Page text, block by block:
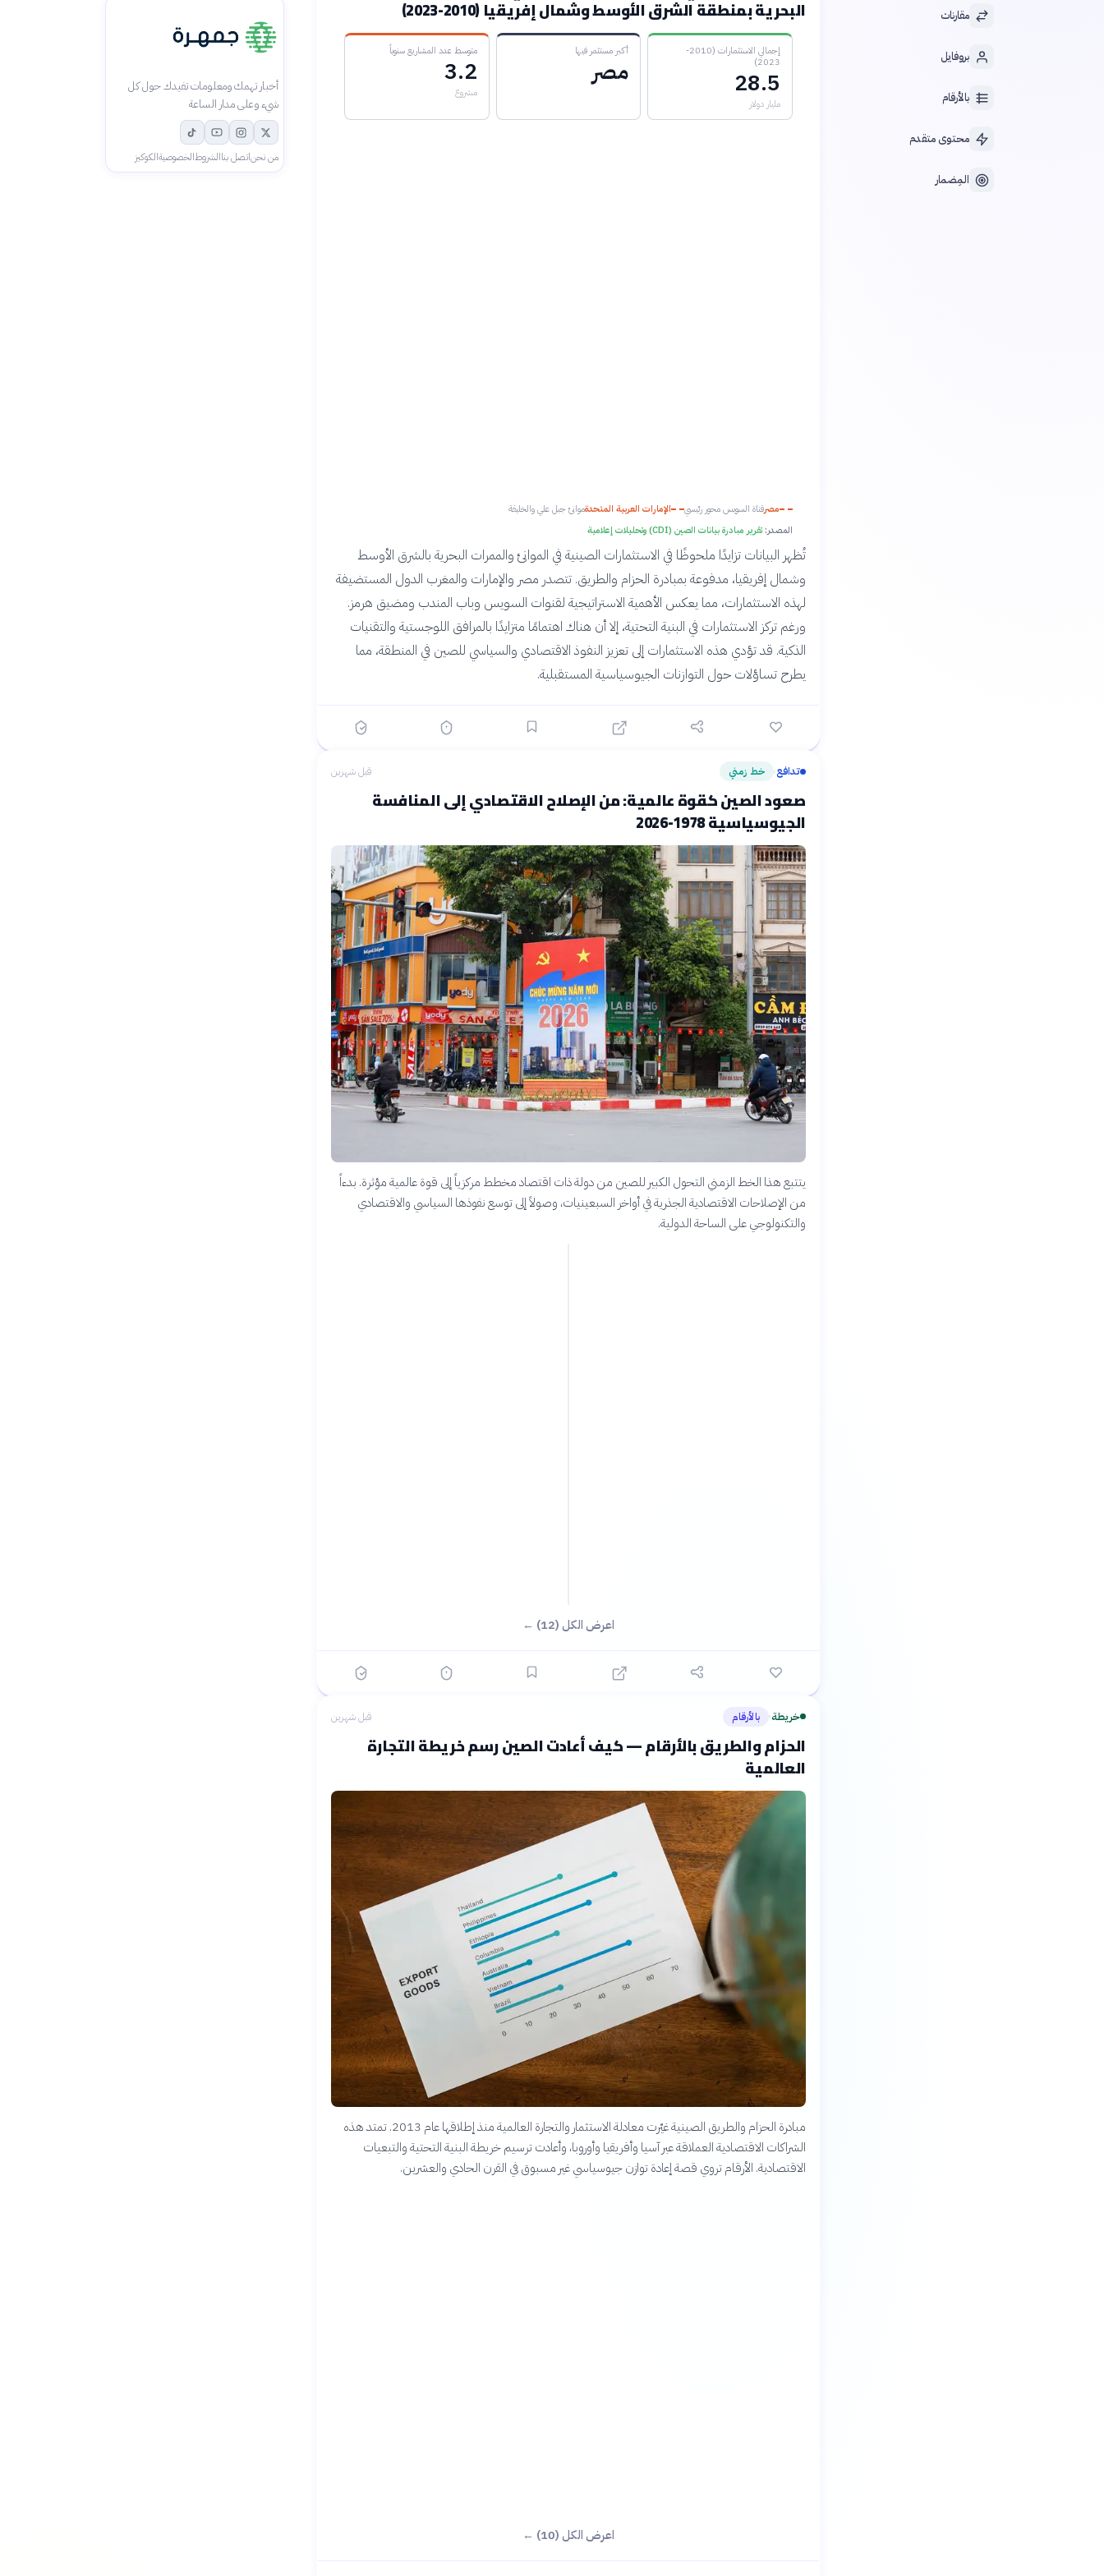
مقارنات
بروفايل
بالأرقام
محتوى متقدم
المِضمار
البحرية بمنطقة الشرق الأوسط وشمال إفريقيا (2010-2023)
إجمالي الاستثمارات (2010-
2023)
28.5
مليار دولار
أكبر مستثمر فيها
مصر
متوسط عدد المشاريع سنوياً
3.2
مشروع
مصرقناة السويس محور رئيسي الإمارات العربية المتحدةموانئ جبل علي والخليفة
المصدر: تقرير مبادرة بيانات الصين (CDI) وتحليلات إعلامية
تُظهر البيانات تزايدًا ملحوظًا في الاستثمارات الصينية في الموانئ والممرات البحرية بالشرق الأوسط
وشمال إفريقيا، مدفوعة بمبادرة الحزام والطريق. تتصدر مصر والإمارات والمغرب الدول المستضيفة
لهذه الاستثمارات، مما يعكس الأهمية الاستراتيجية لقنوات السويس وباب المندب ومضيق هرمز.
ورغم تركز الاستثمارات في البنية التحتية، إلا أن هناك اهتمامًا متزايدًا بالمرافق اللوجستية والتقنيات
الذكية. قد تؤدي هذه الاستثمارات إلى تعزيز النفوذ الاقتصادي والسياسي للصين في المنطقة، مما
يطرح تساؤلات حول التوازنات الجيوسياسية المستقبلية.
تدافع› خط زمني قبل شهرين
صعود الصين كقوة عالمية: من الإصلاح الاقتصادي إلى المنافسة
الجيوسياسية 1978-2026
يتتبع هذا الخط الزمني التحول الكبير للصين من دولة ذات اقتصاد مخطط مركزياً إلى قوة عالمية مؤثرة. بدءاً
من الإصلاحات الاقتصادية الجذرية في أواخر السبعينيات، وصولاً إلى توسع نفوذها السياسي والاقتصادي
والتكنولوجي على الساحة الدولية.
اعرض الكل (12) ←
خريطة› بالأرقام قبل شهرين
الحزام والطريق بالأرقام — كيف أعادت الصين رسم خريطة التجارة
العالمية
مبادرة الحزام والطريق الصينية غيّرت معادلة الاستثمار والتجارة العالمية منذ إطلاقها عام 2013. تمتد هذه
الشراكات الاقتصادية العملاقة عبر آسيا وأفريقيا وأوروبا، وأعادت ترسيم خريطة البنية التحتية والتبعيات
الاقتصادية. الأرقام تروي قصة إعادة توازن جيوسياسي غير مسبوق في القرن الحادي والعشرين.
اعرض الكل (10) ←
أخبار تهمك ومعلومات تفيدك حول كل
شيء وعلى مدار الساعة
من نحناتصل بناالشروطالخصوصيةالكوكيز